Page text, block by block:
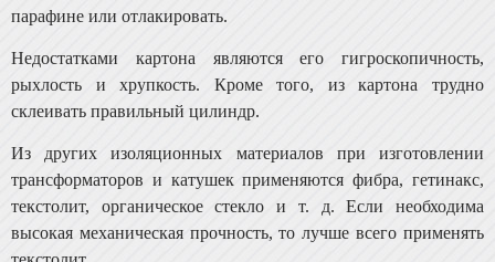
парафине или отлакировать.
Недостатками картона являются его гигроскопич­ность,
рыхлость и хрупкость. Кроме того, из картона трудно
склеивать правильный цилиндр.
Из других изоляционных материалов при изготовле­нии
трансформаторов и катушек применяются фибра, гетинакс,
текстолит, органическое стекло и т. д. Если необ­ходима
высокая механическая прочность, то лучше всего применять